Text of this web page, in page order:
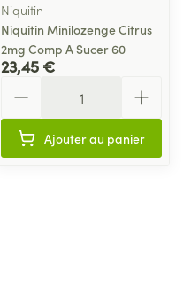
Niquitin
Niquitin Minilozenge Citrus
2mg Comp A Sucer 60
23,45 €
Ajouter au panier